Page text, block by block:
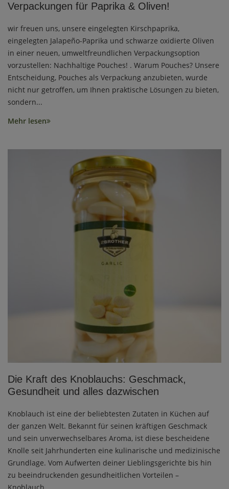
Verpackungen für Paprika & Oliven!
wir freuen uns, unsere eingelegten Kirschpaprika,
eingelegten Jalapeño-Paprika und schwarze oxidierte Oliven
in einer neuen, umweltfreundlichen Verpackungsoption
vorzustellen: Nachhaltige Pouches! . Warum Pouches? Unsere
Entscheidung, Pouches als Verpackung anzubieten, wurde
nicht nur getroffen, um Ihnen praktische Lösungen zu bieten,
sondern...
Mehr lesen
Die Kraft des Knoblauchs: Geschmack,
Gesundheit und alles dazwischen
Knoblauch ist eine der beliebtesten Zutaten in Küchen auf
der ganzen Welt. Bekannt für seinen kräftigen Geschmack
und sein unverwechselbares Aroma, ist diese bescheidene
Knolle seit Jahrhunderten eine kulinarische und medizinische
Grundlage. Vom Aufwerten deiner Lieblingsgerichte bis hin
zu beeindruckenden gesundheitlichen Vorteilen –